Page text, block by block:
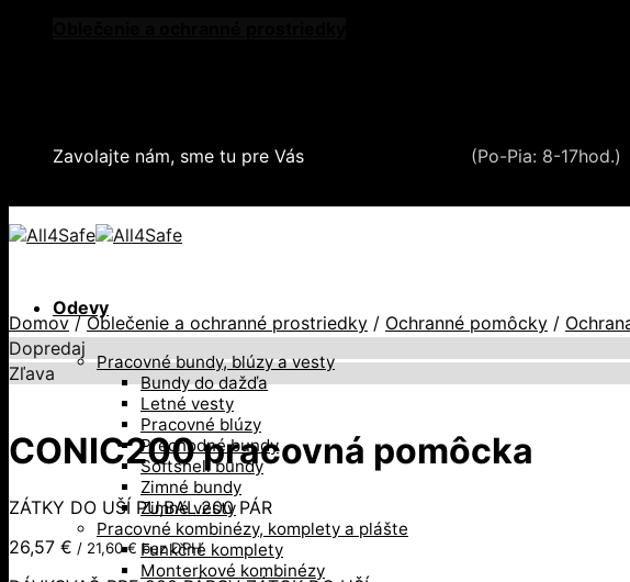
Zavolajte nám, sme tu pre Vás
(Po-Pia: 8-17hod.)
Odevy
Pracovné bundy, blúzy a vesty
Bundy do dažďa
Letné vesty
Pracovné blúzy
Prechodné bundy
Softshell bundy
Zimné bundy
Zimné vesty
Pracovné kombinézy, komplety a plášte
Funkčné komplety
Monterkové kombinézy
Domov / Oblečenie a ochranné prostriedky / Ochranné pomôcky /
Dopredaj
Zľava
CONIC200 pracovná pomôcka
ZÁTKY DO UŠÍ PU,BAL.200 PÁR
26,57 € / 21,60€ bez DPH